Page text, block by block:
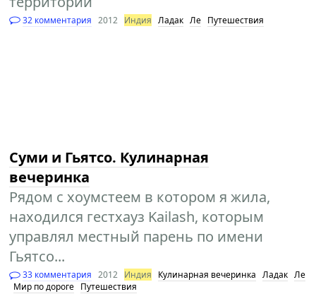
32 комментария 2012 Индия Ладак Ле Путешествия
Суми и Гьятсо. Кулинарная
вечеринка
Рядом с хоумстеем в котором я жила,
находился гестхауз Kailash, которым
управлял местный парень по имени
Гьятсо...
33 комментария 2012 Индия Кулинарная вечеринка Ладак Ле
Мир по дороге Путешествия